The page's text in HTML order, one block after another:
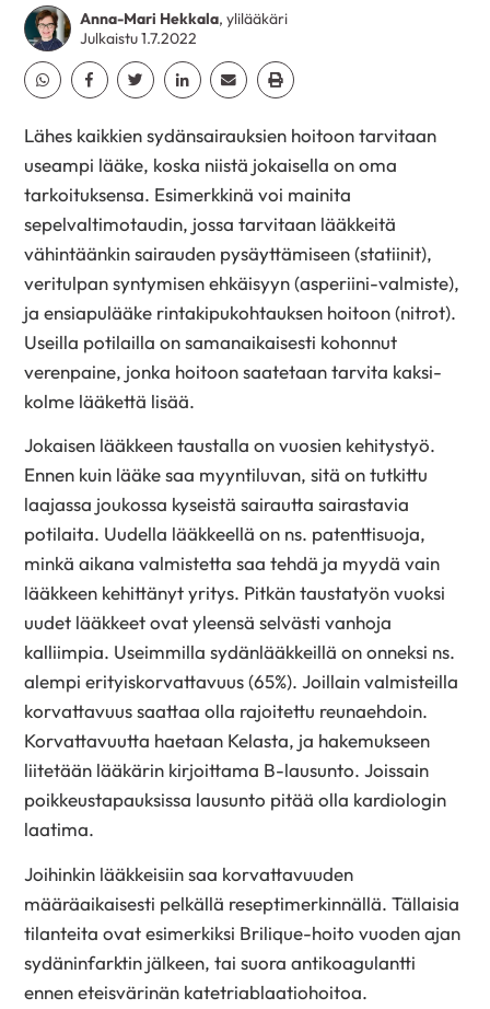
Anna-Mari Hekkala, ylilääkäri
Julkaistu 1.7.2022
Jaa Whatsapp
Jaa Facebook
Jaa TwitterJaa Linkedin
Jaa EmailJaa Print
Lähes kaikkien sydänsairauksien hoitoon tarvitaan
useampi lääke, koska niistä jokaisella on oma
tarkoituksensa. Esimerkkinä voi mainita
sepelvaltimotaudin, jossa tarvitaan lääkkeitä
vähintäänkin sairauden pysäyttämiseen (statiinit),
veritulpan syntymisen ehkäisyyn (asperiini-valmiste),
ja ensiapulääke rintakipukohtauksen hoitoon (nitrot).
Useilla potilailla on samanaikaisesti kohonnut
verenpaine, jonka hoitoon saatetaan tarvita kaksi-
kolme lääkettä lisää.
Jokaisen lääkkeen taustalla on vuosien kehitystyö.
Ennen kuin lääke saa myyntiluvan, sitä on tutkittu
laajassa joukossa kyseistä sairautta sairastavia
potilaita. Uudella lääkkeellä on ns. patenttisuoja,
minkä aikana valmistetta saa tehdä ja myydä vain
lääkkeen kehittänyt yritys. Pitkän taustatyön vuoksi
uudet lääkkeet ovat yleensä selvästi vanhoja
kalliimpia. Useimmilla sydänlääkkeillä on onneksi ns.
alempi erityiskorvattavuus (65%). Joillain valmisteilla
korvattavuus saattaa olla rajoitettu reunaehdoin.
Korvattavuutta haetaan Kelasta, ja hakemukseen
liitetään lääkärin kirjoittama B-lausunto. Joissain
poikkeustapauksissa lausunto pitää olla kardiologin
laatima.
Joihinkin lääkkeisiin saa korvattavuuden
määräaikaisesti pelkällä reseptimerkinnällä. Tällaisia
tilanteita ovat esimerkiksi Brilique-hoito vuoden ajan
sydäninfarktin jälkeen, tai suora antikoagulantti
ennen eteisvärinän katetriablaatiohoitoa.